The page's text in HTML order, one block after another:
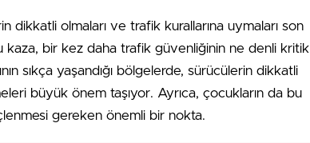
dikkatli olmaları ve trafik kurallarına uymaları son
kaza, bir kez daha trafik güvenliğinin ne denli kritik
sıkça yaşandığı bölgelerde, sürücülerin dikkatli
büyük önem taşıyor. Ayrıca, çocukların da bu
gereken önemli bir nokta.